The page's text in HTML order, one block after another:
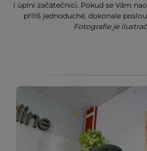
i úplní začátečníci. Pokud se Vám
příliš jednoduché, dokonale
Fotografie je